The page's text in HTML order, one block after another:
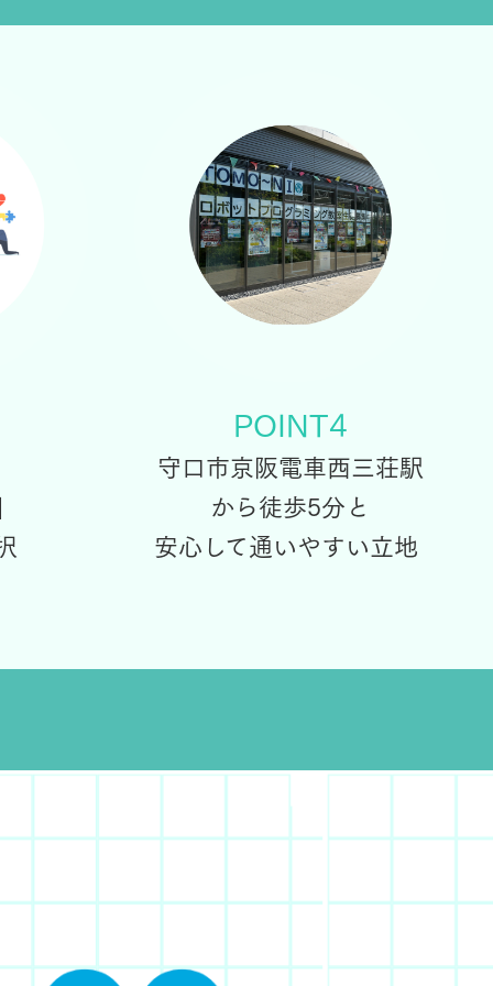
POINT4
守口市京阪電車西三荘駅
から徒歩5分と
安心して通いやすい立地